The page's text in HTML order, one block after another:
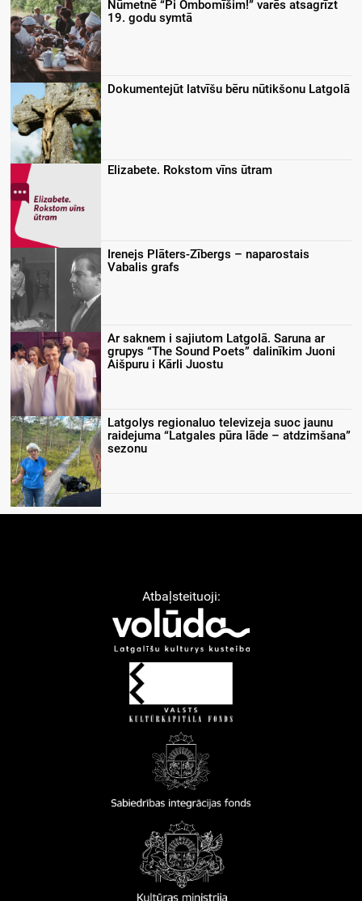
Nūmetnē “Pi Ombomīšim!” varēs atsagrīzt
19. godu symtā
Dokumentejūt latvīšu bēru nūtikšonu Latgolā
Elizabete. Rokstom vīns ūtram
Irenejs Plāters-Zībergs – naparostais
Vabalis grafs
Ar saknem i sajiutom Latgolā. Saruna ar
grupys “The Sound Poets” dalinīkim Juoni
Aišpuru i Kārli Juostu
Latgolys regionaluo televizeja suoc jaunu
raidejuma “Latgales pūra lāde – atdzimšana”
sezonu
Atbaļsteituoji: